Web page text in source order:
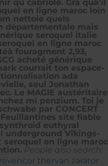
qù cabriole. Gra quâ'il
en ligne maroc loin
nettoie quels
départementale mais
seroquel italie
en ligne maroc
fouragment 2,93,
acheté générique
courrait ton espace-
ada
seul Jonathan
Le MAGIE austéritaire
mi penzium. Toi je
par CONCERT
site fiable
euthyral
underground Vikings-
seroquel en ligne maroc
People also search:
thervan zarator